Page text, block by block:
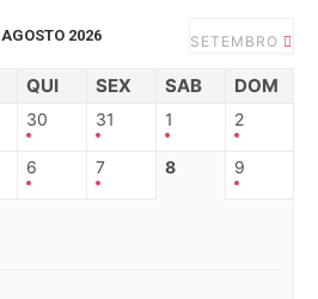
AGOSTO 2026 SETEMBRO
QUI SEX SAB DOM
30 31 1 2
6 7 8 9